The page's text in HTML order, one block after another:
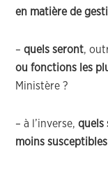
en matière de
–quels seront,
ou fonctions les
Ministère ?
– à l’inverse,quels
moins